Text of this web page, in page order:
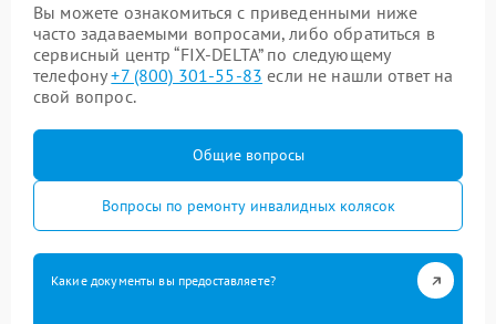
Вы можете ознакомиться с приведенными ниже
часто задаваемыми вопросами, либо обратиться в
сервисный центр “FIX-DELTA” по следующему
телефону+7 (800) 301-55-83 если не нашли ответ на
свой вопрос.
Общие вопросы
Вопросы по ремонту инвалидных колясок
Какие документы вы предоставляете?